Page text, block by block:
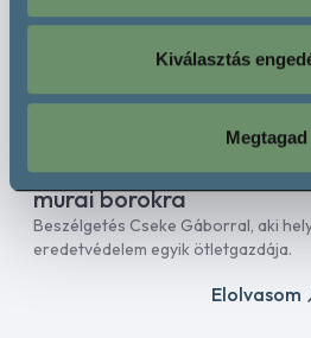
Kiválasztás
Megtagad
Mura OEM – Európai
murai borokra
Beszélgetés Cseke Gáborral, aki
eredetvédelem egyik ötletgazdája.
Elolvasom